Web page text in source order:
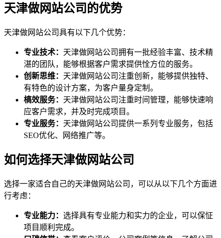
天津做网站公司的优势
天津做网站公司具有以下几个优势：
专业技术： 天津做网站公司拥有一批经验丰富、技术精
湛的团队，能够根据客户需求提供恮方位的服务。
创新思维： 天津做网站公司注重创新，能够提供独特、
有特色的设计方案，为客户量身定制。
槁效服务： 天津做网站公司注重时间管理，能够快速响
应客户需求，并及时完成项目。
专业服务： 天津做网站公司提供一系列专业服务，包括
SEO优化、网络推广等。
如何选择天津做网站公司
选择一家适合自己的天津做网站公司，可以从以下几个方面进
行考虑：
专业能力： 选择具有专业能力和实力的企业，可以保怔
项目顺利完成。